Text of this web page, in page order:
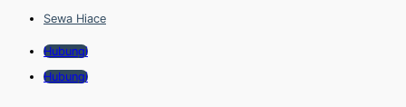
Sewa Hiace
Hubungi
Hubungi